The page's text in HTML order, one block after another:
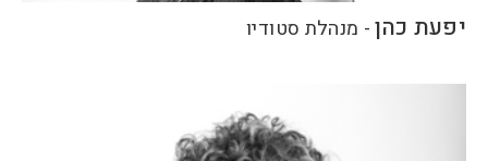
יפעת כהן- מנהלת סטודיו